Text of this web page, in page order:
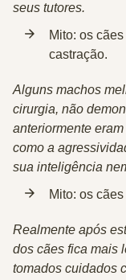
seus tutores.
Mito: os
castração.
Alguns machos
cirurgia, não
anteriormente
como a
sua inteligência
Mito: os
Realmente após
dos cães fica mais
tomados cuidados